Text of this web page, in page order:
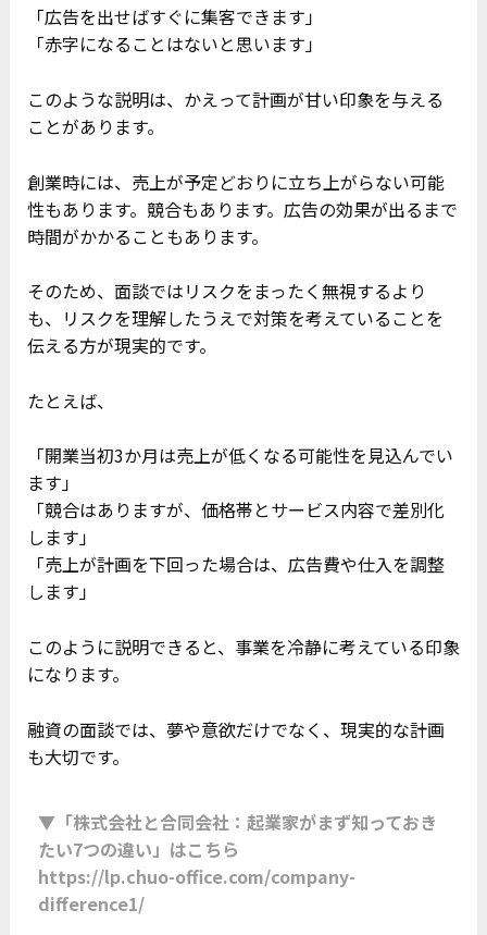
「広告を出せばすぐに集客できます」
「赤字になることはないと思います」
このような説明は、かえって計画が甘い印象を与える
ことがあります。
創業時には、売上が予定どおりに立ち上がらない可能
性もあります。競合もあります。広告の効果が出るまで
時間がかかることもあります。
そのため、面談ではリスクをまったく無視するより
も、リスクを理解したうえで対策を考えていることを
伝える方が現実的です。
たとえば、
「開業当初3か月は売上が低くなる可能性を見込んでい
ます」
「競合はありますが、価格帯とサービス内容で差別化
します」
「売上が計画を下回った場合は、広告費や仕入を調整
します」
このように説明できると、事業を冷静に考えている印象
になります。
融資の面談では、夢や意欲だけでなく、現実的な計画
も大切です。
▼「株式会社と合同会社：起業家がまず知っておき
たい7つの違い」はこちら
https://lp.chuo-office.com/company-
difference1/